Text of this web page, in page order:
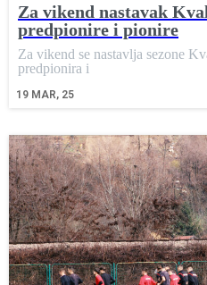
Za vikend nastavak
predpionire i pionire
19 MAR, 25
Za vikend se nastavlja sezone
predpionira i